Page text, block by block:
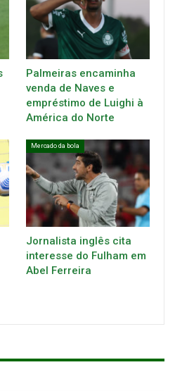
Palmeiras encaminha
venda de Naves e
empréstimo de Luighi à
América do Norte
Mercado da bola
Jornalista inglês cita
interesse do Fulham em
Abel Ferreira